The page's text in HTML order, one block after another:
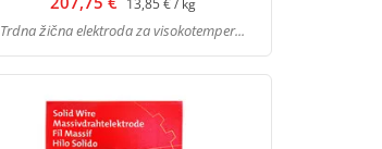
13,85 € / kg
Trdna žična elektroda za visokotemper...